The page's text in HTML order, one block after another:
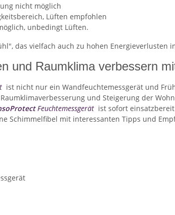
nicht möglich
Lüften empfohlen
unbedingt Lüften.
das vielfach auch zu hohen
und Raumklima verbessern
ist nicht nur ein Wandfeuchtemessgerät und
und Steigerung der
Feuchtemessgerät ist sofort
Schimmelfibel mit interessanten Tipps und